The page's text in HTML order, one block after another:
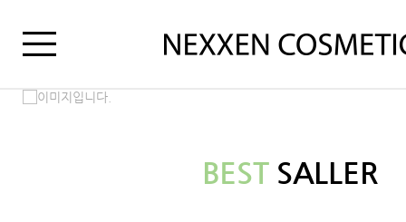
BESTSALLER